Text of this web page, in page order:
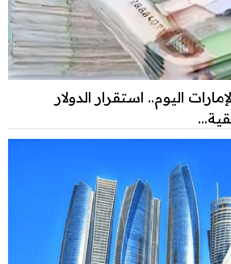
اليوم.. استقرار الدولار